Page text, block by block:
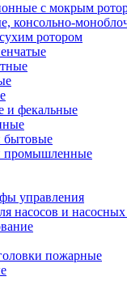
с мокрым
консольно-
ротором
и фекальные
бытовые
промышленные
управления
насосов и насосных
пожарные